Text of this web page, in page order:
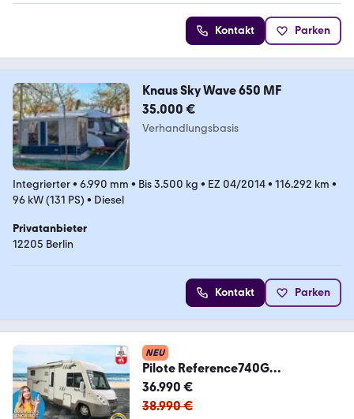
Kontakt Parken
Knaus Sky Wave 650 MF
35.000 €
Verhandlungsbasis
Integrierter• 6.990 mm • Bis 3.500 kg • EZ 04/2014• 116.292 km •
96 kW (131 PS) • Diesel
Privatanbieter
12205 Berlin
Kontakt Parken
NEU
Pilote Reference740G
LG/Einzelbetten/Klima/Solar/Gar
age
36.990 €
38.990 €